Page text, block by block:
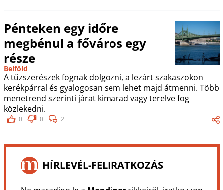
Pénteken egy időre
megbénul a főváros egy
része
Belföld
A tűzszerészek fognak dolgozni, a lezárt szakaszokon
kerékpárral és gyalogosan sem lehet majd átmenni. Több
menetrend szerinti járat kimarad vagy terelve fog
közlekedni.
0 0 2
HÍRLEVÉL-FELIRATKOZÁS